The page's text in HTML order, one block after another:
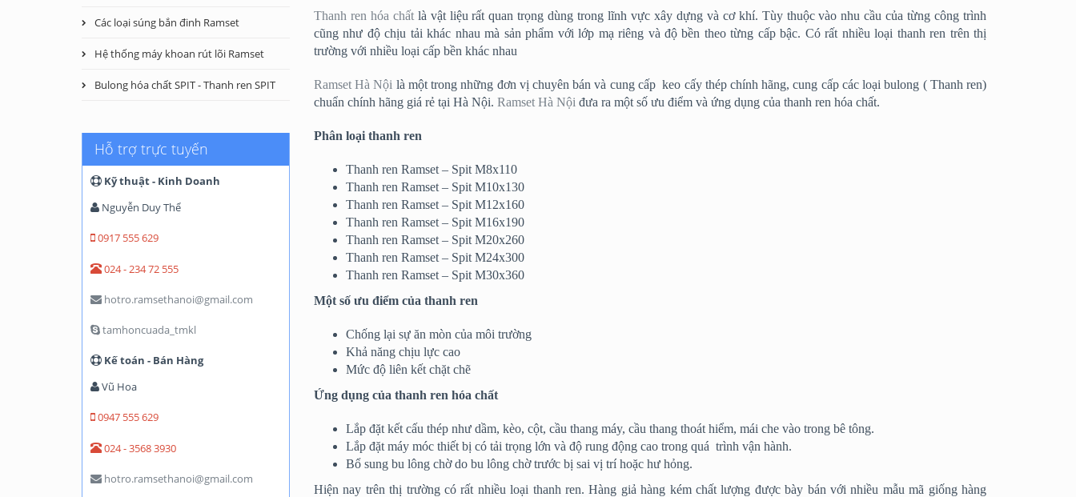
Thanh ren hóa chấtlà vật liệu rất quan trọng dùng trong lĩnh vực xây dựng và cơ khí. Tùy thuộc vào nhu cầu của từng công trình
cũng như độ chịu tải khác nhau mà sản phẩm với lớp mạ riêng và độ bền theo từng cấp bậc. Có rất nhiều loại thanh ren trên thị
trường với nhiều loại cấp bền khác nhau
Ramset Hà Nội là một trong những đơn vị chuyên bán và cung cấp keo cấy thép chính hãng, cung cấp các loại bulong ( Thanh ren)
chuẩn chính hãng giá rẻ tại Hà Nội. Ramset Hà Nội đưa ra một số ưu điểm và ứng dụng của thanh ren hóa chất.
Phân loại thanh ren
Thanh ren Ramset – Spit M8x110
Thanh ren Ramset – Spit M10x130
Thanh ren Ramset – Spit M12x160
Thanh ren Ramset – Spit M16x190
Thanh ren Ramset – Spit M20x260
Thanh ren Ramset – Spit M24x300
Thanh ren Ramset – Spit M30x360
Một số ưu điểm của thanh ren
Chống lại sự ăn mòn của môi trường
Khả năng chịu lực cao
Mức độ liên kết chặt chẽ
Ứng dụng của thanh ren hóa chất
Lắp đặt kết cấu thép như dầm, kèo, cột, cầu thang máy, cầu thang thoát hiểm, mái che vào trong bê tông.
Lắp đặt máy móc thiết bị có tải trọng lớn và độ rung động cao trong quá trình vận hành.
Bổ sung bu lông chờ do bu lông chờ trước bị sai vị trí hoặc hư hỏng.
Hiện nay trên thị trường có rất nhiều loại thanh ren. Hàng giả hàng kém chất lượng được bày bán với nhiều mẫu mã giống hàng
Các loại súng bắn đinh Ramset
Hệ thống máy khoan rút lõi Ramset
Bulong hóa chất SPIT - Thanh ren SPIT
Hỗ trợ trực tuyến
Kỹ thuật - Kinh Doanh
Nguyễn Duy Thể
0917 555 629
024 - 234 72 555
hotro.ramsethanoi@gmail.com
tamhoncuada_tmkl
Kế toán - Bán Hàng
Vũ Hoa
0947 555 629
024 - 3568 3930
hotro.ramsethanoi@gmail.com